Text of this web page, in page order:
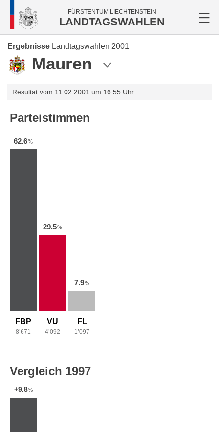
FÜRSTENTUM LIECHTENSTEIN
LANDTAGSWAHLEN
Ergebnisse Landtagswahlen 2001
Mauren
Resultat vom 11.02.2001 um 16:55 Uhr
Parteistimmen
62.6%
FBP
8’671
29.5%
VU
4’092
7.9%
FL
1’097
Vergleich 1997
+9.8%